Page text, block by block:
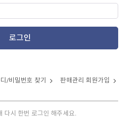
로그인
/비밀번호 찾기 판매관리 회원가입
다시 한번 로그인 해주세요.